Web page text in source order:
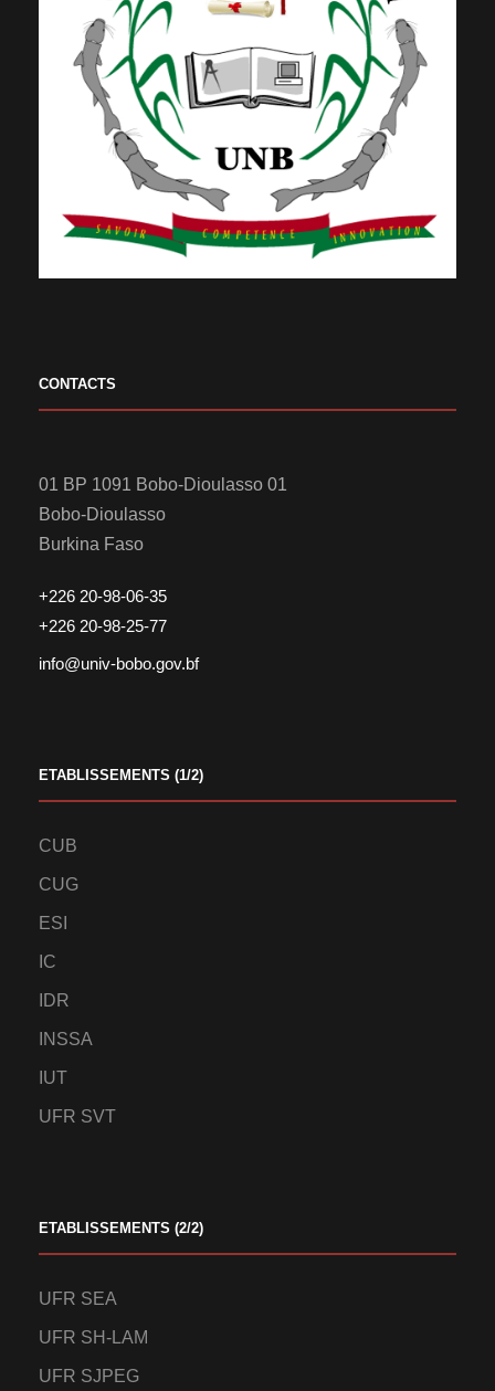
CONTACTS
01 BP 1091 Bobo-Dioulasso 01
Bobo-Dioulasso
Burkina Faso
+226 20-98-06-35
+226 20-98-25-77
info@univ-bobo.gov.bf
ETABLISSEMENTS (1/2)
CUB
CUG
ESI
IC
IDR
INSSA
IUT
UFR SVT
ETABLISSEMENTS (2/2)
UFR SEA
UFR SH-LAM
UFR SJPEG